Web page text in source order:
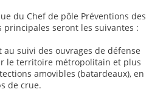
du Chef de pôle Préventions des
principales seront les suivantes :
suivi des ouvrages de défense
le territoire métropolitain et plus
amovibles (batardeaux), en
de crue.